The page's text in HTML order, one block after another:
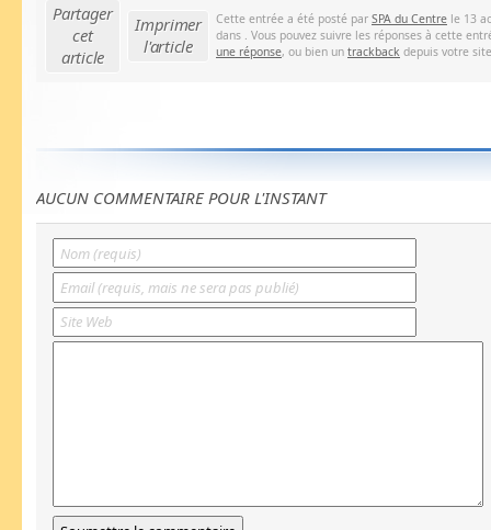
Partager
cet
article
Imprimer
l'article
Cette entrée a été posté par SPA du Centre le 13
dans . Vous pouvez suivre les réponses à cette
une réponse, ou bien un trackback depuis votre
AUCUN COMMENTAIRE POUR L'INSTANT